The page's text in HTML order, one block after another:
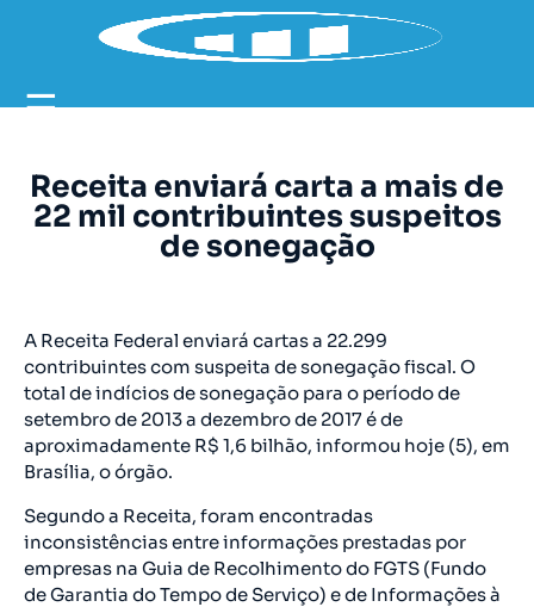
☰
Receita enviará carta a mais de
22 mil contribuintes suspeitos
de sonegação
A Receita Federal enviará cartas a 22.299
contribuintes com suspeita de sonegação fiscal. O
total de indícios de sonegação para o período de
setembro de 2013 a dezembro de 2017 é de
aproximadamente R$ 1,6 bilhão, informou hoje (5), em
Brasília, o órgão.
Segundo a Receita, foram encontradas
inconsistências entre informações prestadas por
empresas na Guia de Recolhimento do FGTS (Fundo
de Garantia do Tempo de Serviço) e de Informações à